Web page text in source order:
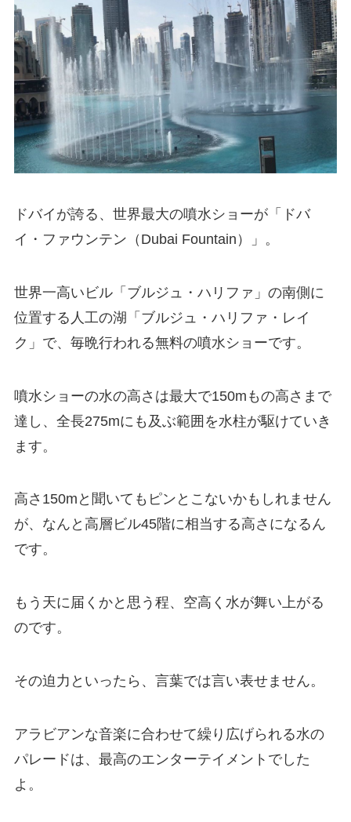
ドバイが誇る、世界最大の噴水ショーが「ドバ
イ・ファウンテン（Dubai Fountain）」。
世界一高いビル「ブルジュ・ハリファ」の南側に
位置する人工の湖「ブルジュ・ハリファ・レイ
ク」で、毎晩行われる無料の噴水ショーです。
噴水ショーの水の高さは最大で150mもの高さまで
達し、全長275mにも及ぶ範囲を水柱が駆けていき
ます。
高さ150mと聞いてもピンとこないかもしれません
が、なんと高層ビル45階に相当する高さになるん
です。
もう天に届くかと思う程、空高く水が舞い上がる
のです。
その迫力といったら、言葉では言い表せません。
アラビアンな音楽に合わせて繰り広げられる水の
パレードは、最高のエンターテイメントでした
よ。